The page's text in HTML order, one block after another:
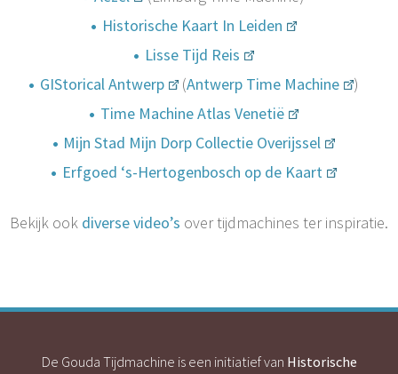
Historische Kaart In Leiden
Lisse Tijd Reis
GIStorical Antwerp
(Antwerp Time Machine
)
Time Machine Atlas Venetië
Mijn Stad Mijn Dorp Collectie Overijssel
Erfgoed ‘s-Hertogenbosch op de Kaart
Bekijk ook diverse video’s over tijdmachines ter inspiratie.
De Gouda Tijdmachine is een initiatief van Historische